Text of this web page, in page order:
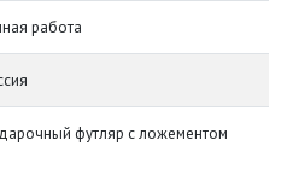
работа
футляр с ложементом